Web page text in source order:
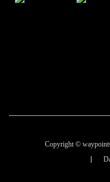
Copyright ©